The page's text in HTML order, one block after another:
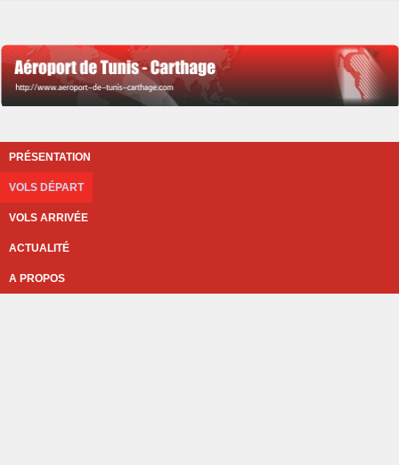
PRÉSENTATION
VOLS DÉPART
VOLS ARRIVÉE
ACTUALITÉ
A PROPOS